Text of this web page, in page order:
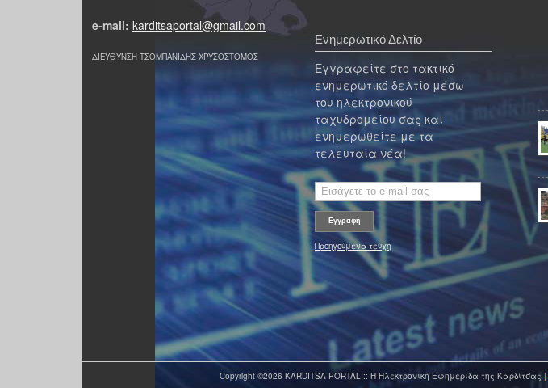
e-mail: karditsaportal@gmail.com
ΔΙΕΥΘΥΝΣΗ ΤΣΟΜΠΑΝΙΔΗΣ ΧΡΥΣΟΣΤΟΜΟΣ
Ενημερωτικό Δελτίο
Εγγραφείτε στο τακτικό
ενημερωτικό δελτίο μέσω
του ηλεκτρονικού
ταχυδρομείου σας και
ενημερωθείτε με τα
τελευταία νέα!
Προηγούμενα τεύχη
Copyright ©2026 KARDITSA PORTAL :: Η Ηλεκτρονική Εφημερίδα της Καρδίτσας |